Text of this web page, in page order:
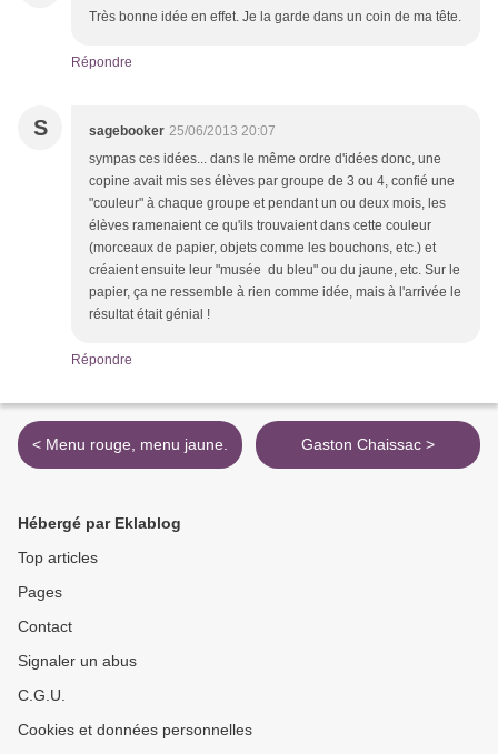
Très bonne idée en effet. Je la garde dans un coin de ma tête.
Répondre
S sagebooker 25/06/2013 20:07
sympas ces idées... dans le même ordre d'idées donc, une
copine avait mis ses élèves par groupe de 3 ou 4, confié une
"couleur" à chaque groupe et pendant un ou deux mois, les
élèves ramenaient ce qu'ils trouvaient dans cette couleur
(morceaux de papier, objets comme les bouchons, etc.) et
créaient ensuite leur "musée du bleu" ou du jaune, etc. Sur le
papier, ça ne ressemble à rien comme idée, mais à l'arrivée le
résultat était génial !
Répondre
< Menu rouge, menu jaune. Gaston Chaissac >
Hébergé par Eklablog
Top articles
Pages
Contact
Signaler un abus
C.G.U.
Cookies et données personnelles